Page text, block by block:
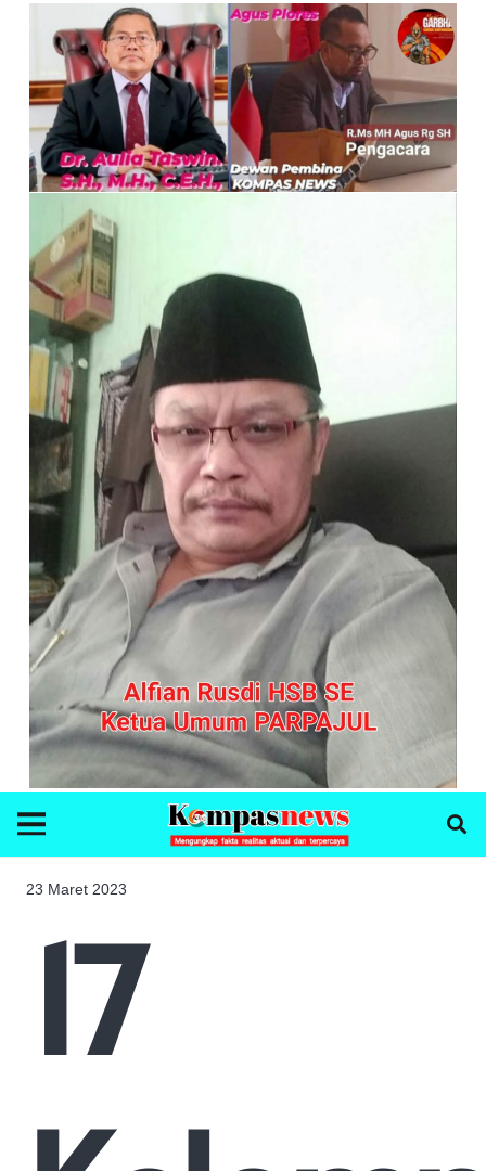
23 Maret 2023
17